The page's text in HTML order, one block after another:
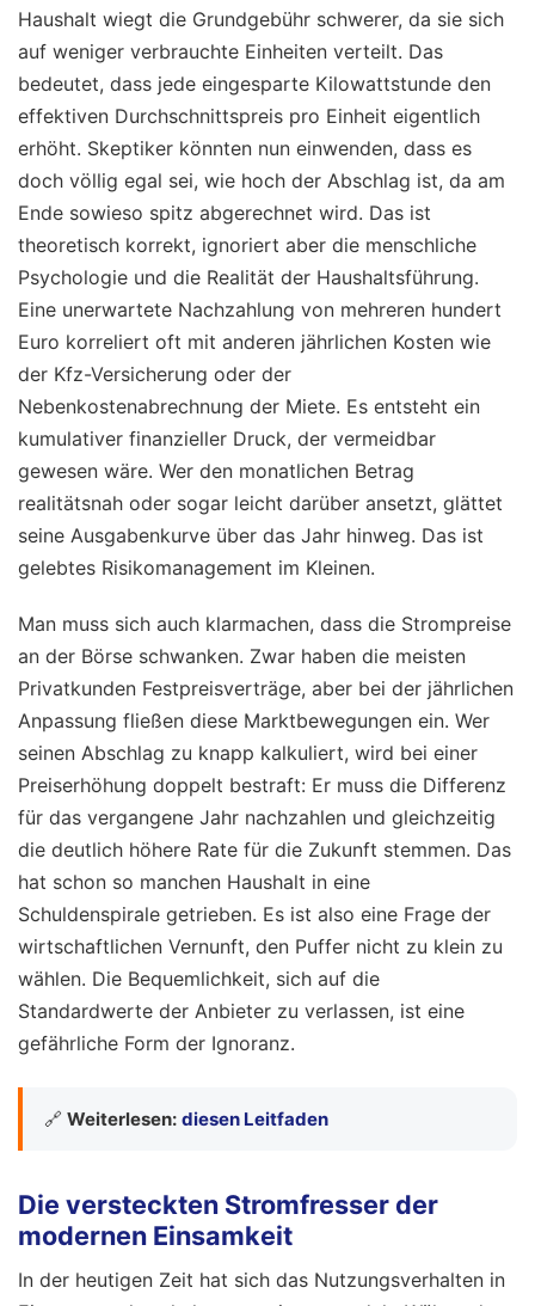
Haushalt wiegt die Grundgebühr schwerer, da sie sich
auf weniger verbrauchte Einheiten verteilt. Das
bedeutet, dass jede eingesparte Kilowattstunde den
effektiven Durchschnittspreis pro Einheit eigentlich
erhöht. Skeptiker könnten nun einwenden, dass es
doch völlig egal sei, wie hoch der Abschlag ist, da am
Ende sowieso spitz abgerechnet wird. Das ist
theoretisch korrekt, ignoriert aber die menschliche
Psychologie und die Realität der Haushaltsführung.
Eine unerwartete Nachzahlung von mehreren hundert
Euro korreliert oft mit anderen jährlichen Kosten wie
der Kfz-Versicherung oder der
Nebenkostenabrechnung der Miete. Es entsteht ein
kumulativer finanzieller Druck, der vermeidbar
gewesen wäre. Wer den monatlichen Betrag
realitätsnah oder sogar leicht darüber ansetzt, glättet
seine Ausgabenkurve über das Jahr hinweg. Das ist
gelebtes Risikomanagement im Kleinen.
Man muss sich auch klarmachen, dass die Strompreise
an der Börse schwanken. Zwar haben die meisten
Privatkunden Festpreisverträge, aber bei der jährlichen
Anpassung fließen diese Marktbewegungen ein. Wer
seinen Abschlag zu knapp kalkuliert, wird bei einer
Preiserhöhung doppelt bestraft: Er muss die Differenz
für das vergangene Jahr nachzahlen und gleichzeitig
die deutlich höhere Rate für die Zukunft stemmen. Das
hat schon so manchen Haushalt in eine
Schuldenspirale getrieben. Es ist also eine Frage der
wirtschaftlichen Vernunft, den Puffer nicht zu klein zu
wählen. Die Bequemlichkeit, sich auf die
Standardwerte der Anbieter zu verlassen, ist eine
gefährliche Form der Ignoranz.
🔗 Weiterlesen: diesen Leitfaden
Die versteckten Stromfresser der
modernen Einsamkeit
In der heutigen Zeit hat sich das Nutzungsverhalten in